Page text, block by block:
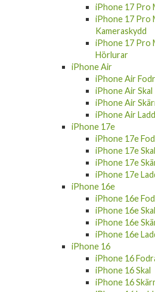
iPhone 17 Pro
iPhone 17 Pro
Kameraskydd
iPhone 17 Pro
Hörlurar
iPhone Air
iPhone Air
iPhone Air Skal
iPhone Air
iPhone Air
iPhone 17e
iPhone 17e
iPhone 17e Skal
iPhone 17e
iPhone 17e
iPhone 16e
iPhone 16e
iPhone 16e Skal
iPhone 16e
iPhone 16e
iPhone 16
iPhone 16
iPhone 16 Skal
iPhone 16